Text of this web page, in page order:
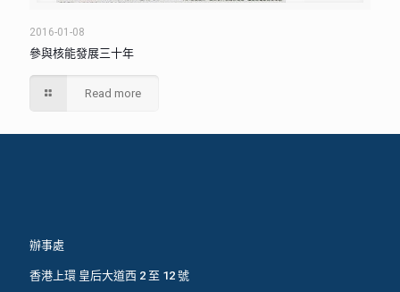
2016-01-08
參與核能發展三十年
Read more
辦事處
香港上環 皇后大道西 2 至 12 號